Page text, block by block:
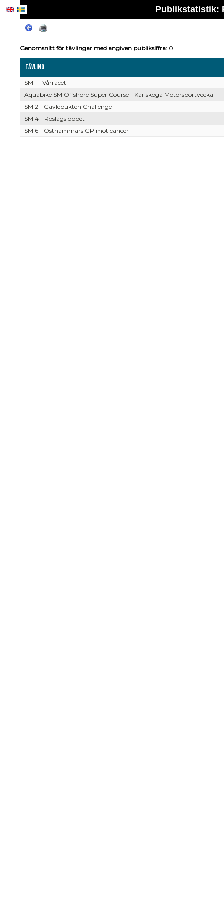
Publikstatistik:
Genomsnitt för tävlingar med angiven publiksiffra: 0
Tävling
SM 1 - Vårracet
Aquabike SM Offshore Super Course - Karlskoga Motorsportvecka
SM 2 - Gävlebukten Challenge
SM 4 - Roslagsloppet
SM 6 - Östhammars GP mot cancer